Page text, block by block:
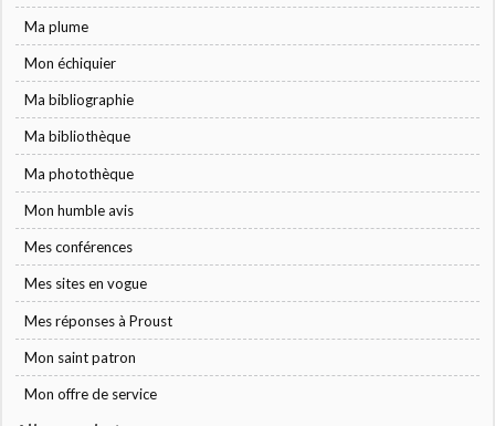
Ma plume
Mon échiquier
Ma bibliographie
Ma bibliothèque
Ma photothèque
Mon humble avis
Mes conférences
Mes sites en vogue
Mes réponses à Proust
Mon saint patron
Mon offre de service